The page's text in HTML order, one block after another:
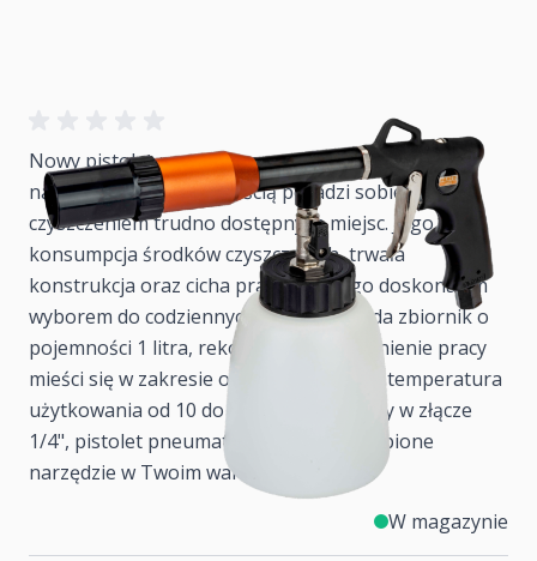
Nowy pistolet pneumatyczny to niezawodne
narzędzie, które z łatwością poradzi sobie z
czyszczeniem trudno dostępnych miejsc. Jego niska
konsumpcja środków czyszczących, trwała
konstrukcja oraz cicha praca czynią go doskonałym
wyborem do codziennych zadań. Posiada zbiornik o
pojemności 1 litra, rekomendowane ciśnienie pracy
mieści się w zakresie od 5 do 8 barów, a temperatura
użytkowania od 10 do 50°C. Wyposażony w złącze
1/4", pistolet pneumatyczny to niezastąpione
narzędzie w Twoim warsztacie.
W magazynie